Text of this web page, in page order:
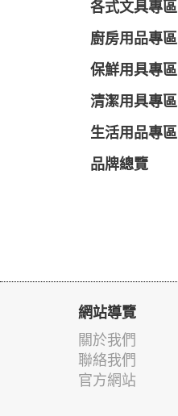
各式文具專區
廚房用品專區
保鮮用具專區
清潔用具專區
生活用品專區
品牌總覽
網站導覽
關於我們
聯絡我們
官方網站